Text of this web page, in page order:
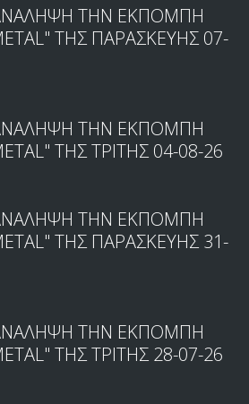
ΤΗΝ ΕΚΠΟΜΠΗ
ΤΗΣ ΠΑΡΑΣΚΕΥΗΣ 07-
ΤΗΝ ΕΚΠΟΜΠΗ
ΤΗΣ ΤΡΙΤΗΣ 04-08-26
ΤΗΝ ΕΚΠΟΜΠΗ
ΤΗΣ ΠΑΡΑΣΚΕΥΗΣ 31-
ΤΗΝ ΕΚΠΟΜΠΗ
ΤΗΣ ΤΡΙΤΗΣ 28-07-26